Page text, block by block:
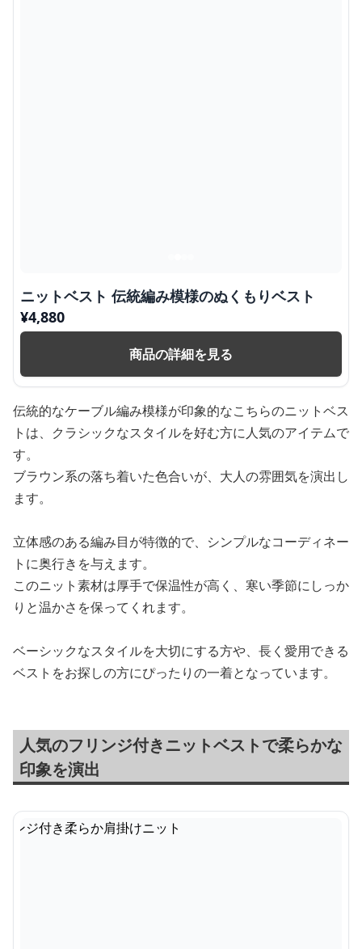
ニットベスト 伝統編み模様のぬくもりベスト
¥4,880
商品の詳細を見る
伝統的なケーブル編み模様が印象的なこちらのニットベス
トは、クラシックなスタイルを好む方に人気のアイテムで
す。
ブラウン系の落ち着いた色合いが、大人の雰囲気を演出し
ます。
立体感のある編み目が特徴的で、シンプルなコーディネー
トに奥行きを与えます。
このニット素材は厚手で保温性が高く、寒い季節にしっか
りと温かさを保ってくれます。
ベーシックなスタイルを大切にする方や、長く愛用できる
ベストをお探しの方にぴったりの一着となっています。
人気のフリンジ付きニットベストで柔らかな
印象を演出